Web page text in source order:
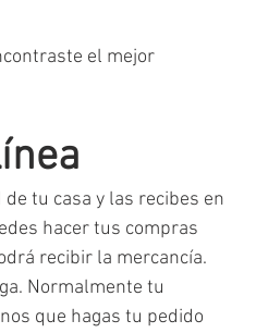
el mejor
tu casa y las recibes en
hacer tus compras
recibir la mercancía.
Normalmente tu
que hagas tu pedido